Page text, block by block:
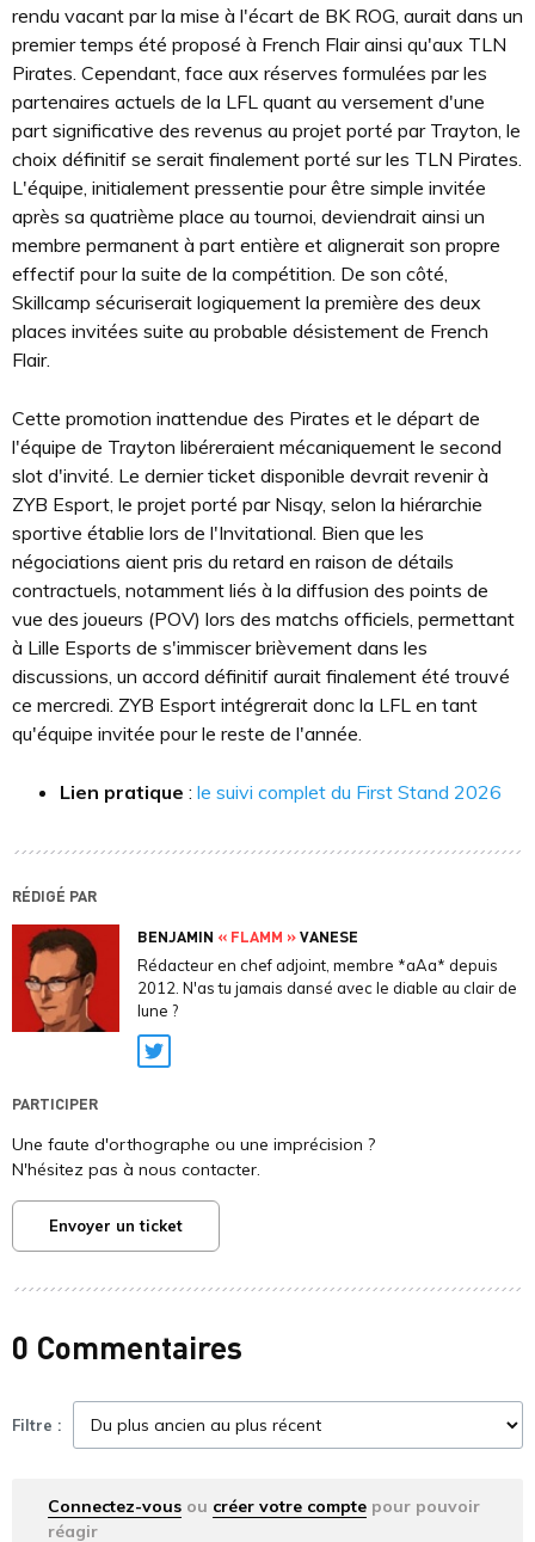
rendu vacant par la mise à l'écart de BK ROG, aurait dans un
premier temps été proposé à French Flair ainsi qu'aux TLN
Pirates. Cependant, face aux réserves formulées par les
partenaires actuels de la LFL quant au versement d'une
part significative des revenus au projet porté par Trayton, le
choix définitif se serait finalement porté sur les TLN Pirates.
L'équipe, initialement pressentie pour être simple invitée
après sa quatrième place au tournoi, deviendrait ainsi un
membre permanent à part entière et alignerait son propre
effectif pour la suite de la compétition. De son côté,
Skillcamp sécuriserait logiquement la première des deux
places invitées suite au probable désistement de French
Flair.
Cette promotion inattendue des Pirates et le départ de
l'équipe de Trayton libéreraient mécaniquement le second
slot d'invité. Le dernier ticket disponible devrait revenir à
ZYB Esport, le projet porté par Nisqy, selon la hiérarchie
sportive établie lors de l'Invitational. Bien que les
négociations aient pris du retard en raison de détails
contractuels, notamment liés à la diffusion des points de
vue des joueurs (POV) lors des matchs officiels, permettant
à Lille Esports de s'immiscer brièvement dans les
discussions, un accord définitif aurait finalement été trouvé
ce mercredi. ZYB Esport intégrerait donc la LFL en tant
qu'équipe invitée pour le reste de l'année.
Lien pratique : le suivi complet du First Stand 2026
RÉDIGÉ PAR
BENJAMIN « FLAMM »VANESE
Rédacteur en chef adjoint, membre *aAa* depuis
2012. N'as tu jamais dansé avec le diable au clair de
lune ?
Twitter
PARTICIPER
Une faute d'orthographe ou une imprécision ?
N'hésitez pas à nous contacter.
Envoyer un ticket
0 Commentaires
Filtre :
Connectez-vous ou créer votre compte pour pouvoir
réagir